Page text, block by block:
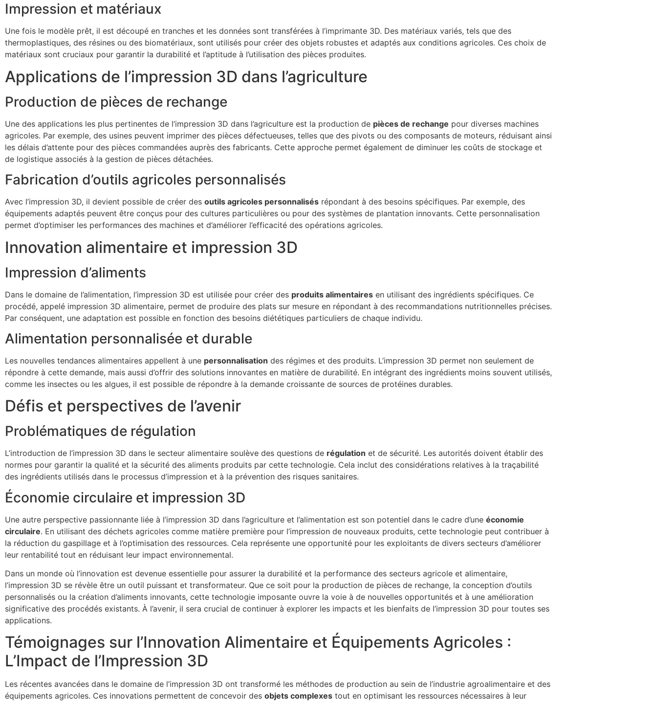
Impression et matériaux
Une fois le modèle prêt, il est découpé en tranches et les données sont transférées à l’imprimante 3D. Des matériaux variés, tels que des
thermoplastiques, des résines ou des biomatériaux, sont utilisés pour créer des objets robustes et adaptés aux conditions agricoles. Ces choix de
matériaux sont cruciaux pour garantir la durabilité et l’aptitude à l’utilisation des pièces produites.
Applications de l’impression 3D dans l’agriculture
Production de pièces de rechange
Une des applications les plus pertinentes de l’impression 3D dans l’agriculture est la production de pièces de rechange pour diverses machines
agricoles. Par exemple, des usines peuvent imprimer des pièces défectueuses, telles que des pivots ou des composants de moteurs, réduisant ainsi
les délais d’attente pour des pièces commandées auprès des fabricants. Cette approche permet également de diminuer les coûts de stockage et
de logistique associés à la gestion de pièces détachées.
Fabrication d’outils agricoles personnalisés
Avec l’impression 3D, il devient possible de créer des outils agricoles personnalisés répondant à des besoins spécifiques. Par exemple, des
équipements adaptés peuvent être conçus pour des cultures particulières ou pour des systèmes de plantation innovants. Cette personnalisation
permet d’optimiser les performances des machines et d’améliorer l’efficacité des opérations agricoles.
Innovation alimentaire et impression 3D
Impression d’aliments
Dans le domaine de l’alimentation, l’impression 3D est utilisée pour créer des produits alimentaires en utilisant des ingrédients spécifiques. Ce
procédé, appelé impression 3D alimentaire, permet de produire des plats sur mesure en répondant à des recommandations nutritionnelles précises.
Par conséquent, une adaptation est possible en fonction des besoins diététiques particuliers de chaque individu.
Alimentation personnalisée et durable
Les nouvelles tendances alimentaires appellent à une personnalisation des régimes et des produits. L’impression 3D permet non seulement de
répondre à cette demande, mais aussi d’offrir des solutions innovantes en matière de durabilité. En intégrant des ingrédients moins souvent utilisés,
comme les insectes ou les algues, il est possible de répondre à la demande croissante de sources de protéines durables.
Défis et perspectives de l’avenir
Problématiques de régulation
L’introduction de l’impression 3D dans le secteur alimentaire soulève des questions de régulation et de sécurité. Les autorités doivent établir des
normes pour garantir la qualité et la sécurité des aliments produits par cette technologie. Cela inclut des considérations relatives à la traçabilité
des ingrédients utilisés dans le processus d’impression et à la prévention des risques sanitaires.
Économie circulaire et impression 3D
Une autre perspective passionnante liée à l’impression 3D dans l’agriculture et l’alimentation est son potentiel dans le cadre d’une économie
circulaire. En utilisant des déchets agricoles comme matière première pour l’impression de nouveaux produits, cette technologie peut contribuer à
la réduction du gaspillage et à l’optimisation des ressources. Cela représente une opportunité pour les exploitants de divers secteurs d’améliorer
leur rentabilité tout en réduisant leur impact environnemental.
Dans un monde où l’innovation est devenue essentielle pour assurer la durabilité et la performance des secteurs agricole et alimentaire,
l’impression 3D se révèle être un outil puissant et transformateur. Que ce soit pour la production de pièces de rechange, la conception d’outils
personnalisés ou la création d’aliments innovants, cette technologie imposante ouvre la voie à de nouvelles opportunités et à une amélioration
significative des procédés existants. À l’avenir, il sera crucial de continuer à explorer les impacts et les bienfaits de l’impression 3D pour toutes ses
applications.
Témoignages sur l’Innovation Alimentaire et Équipements Agricoles :
L’Impact de l’Impression 3D
Les récentes avancées dans le domaine de l’impression 3D ont transformé les méthodes de production au sein de l’industrie agroalimentaire et des
équipements agricoles. Ces innovations permettent de concevoir des objets complexes tout en optimisant les ressources nécessaires à leur